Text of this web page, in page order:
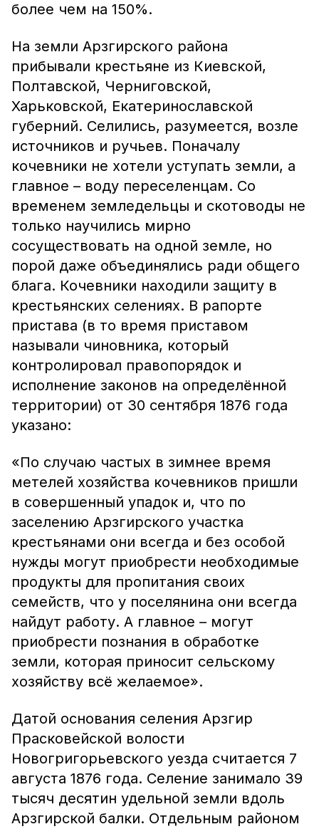
более чем на 150%.
На земли Арзгирского района
прибывали крестьяне из Киевской,
Полтавской, Черниговской,
Харьковской, Екатеринославской
губерний. Селились, разумеется, возле
источников и ручьев. Поначалу
кочевники не хотели уступать земли, а
главное – воду переселенцам. Со
временем земледельцы и скотоводы не
только научились мирно
сосуществовать на одной земле, но
порой даже объединялись ради общего
блага. Кочевники находили защиту в
крестьянских селениях. В рапорте
пристава (в то время приставом
называли чиновника, который
контролировал правопорядок и
исполнение законов на определённой
территории) от 30 сентября 1876 года
указано:
«По случаю частых в зимнее время
метелей хозяйства кочевников пришли
в совершенный упадок и, что по
заселению Арзгирского участка
крестьянами они всегда и без особой
нужды могут приобрести необходимые
продукты для пропитания своих
семейств, что у поселянина они всегда
найдут работу. А главное – могут
приобрести познания в обработке
земли, которая приносит сельскому
хозяйству всё желаемое».
Датой основания селения Арзгир
Прасковейской волости
Новогригорьевского уезда считается 7
августа 1876 года. Селение занимало 39
тысяч десятин удельной земли вдоль
Арзгирской балки. Отдельным районом